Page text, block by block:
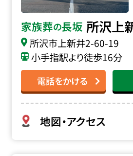
家族葬の長坂 所沢上
所沢市上新井2-60-19
小手指駅より徒歩16分
電話をかける
地図・アクセス